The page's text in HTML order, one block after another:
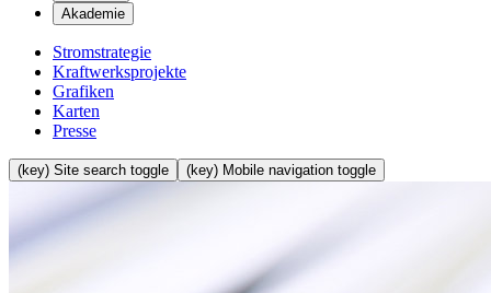
Akademie
Stromstrategie
Kraftwerksprojekte
Grafiken
Karten
Presse
(key) Site search toggle (key) Mobile navigation toggle